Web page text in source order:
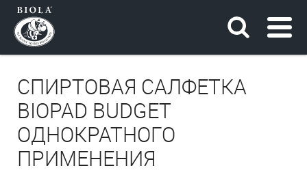
СПИРТОВАЯ САЛФЕТКА
BIOPAD BUDGET
ОДНОКРАТНОГО
ПРИМЕНЕНИЯ